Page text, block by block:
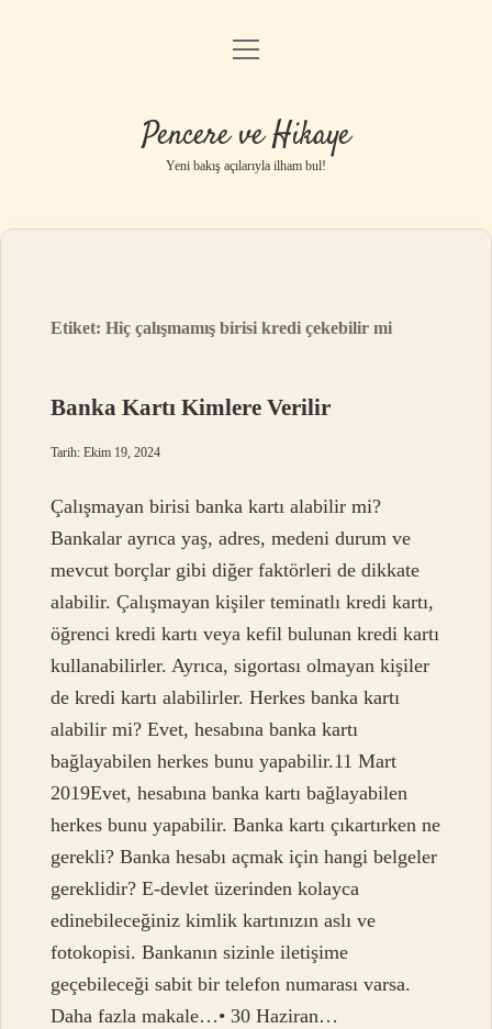
Anasayfa
Yasal Uyarı
menüyü
Pencere ve Hikaye
Yeni bakış açılarıyla ilham bul!
Etiket:Hiç çalışmamış birisi kredi çekebilir mi
Banka Kartı Kimlere Verilir
Tarih: Ekim 19, 2024
Çalışmayan birisi banka kartı alabilir mi?
Bankalar ayrıca yaş, adres, medeni durum ve
mevcut borçlar gibi diğer faktörleri de dikkate
alabilir. Çalışmayan kişiler teminatlı kredi kartı,
öğrenci kredi kartı veya kefil bulunan kredi kartı
kullanabilirler. Ayrıca, sigortası olmayan kişiler
de kredi kartı alabilirler. Herkes banka kartı
alabilir mi? Evet, hesabına banka kartı
bağlayabilen herkes bunu yapabilir.11 Mart
2019Evet, hesabına banka kartı bağlayabilen
herkes bunu yapabilir. Banka kartı çıkartırken ne
gerekli? Banka hesabı açmak için hangi belgeler
gereklidir? E-devlet üzerinden kolayca
edinebileceğiniz kimlik kartınızın aslı ve
fotokopisi. Bankanın sizinle iletişime
geçebileceği sabit bir telefon numarası varsa.
Daha fazla makale…• 30 Haziran…